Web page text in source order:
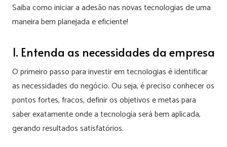
Saiba como iniciar a adesão nas novas tecnologias de uma
maneira bem planejada e eficiente!
1. Entenda as necessidades da empresa
O primeiro passo para investir em tecnologias é identificar
as necessidades do negócio. Ou seja, é preciso conhecer os
pontos fortes, fracos, definir os objetivos e metas para
saber exatamente onde a tecnologia será bem aplicada,
gerando resultados satisfatórios.